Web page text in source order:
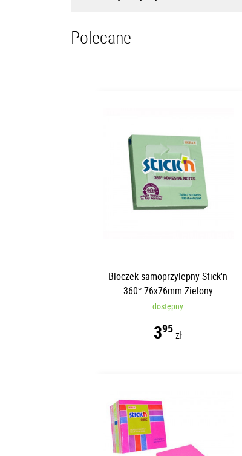
Polecane
Bloczek samoprzylepny Stick'n
360° 76x76mm Zielony
dostępny
395zł